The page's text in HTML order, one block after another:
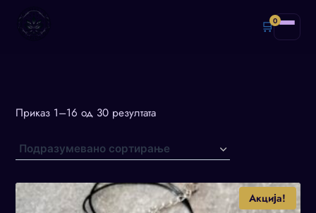
🛒0
Приказ 1–16 од 30 резултата
Акција!